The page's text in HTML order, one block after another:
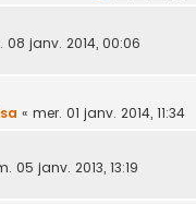
08 janv. 2014, 00:06
« mer. 01 janv. 2014, 11:34
05 janv. 2013, 13:19